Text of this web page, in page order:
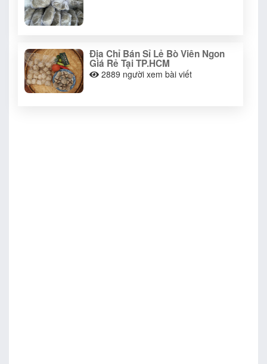
Địa Chỉ Bán Sỉ Lẻ Bò Viên Ngon
Giá Rẻ Tại TP.HCM
2889 người xem bài viết